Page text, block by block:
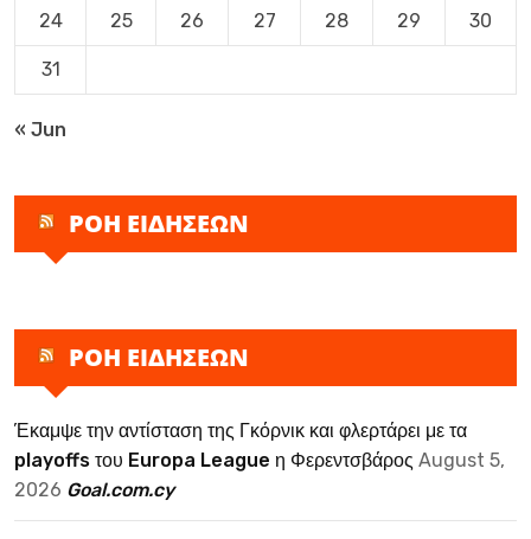
24 25 26 27 28 29 30
31
« Jun
ΡΟΗ ΕΙΔΗΣΕΩΝ
ΡΟΗ ΕΙΔΗΣΕΩΝ
Έκαμψε την αντίσταση της Γκόρνικ και φλερτάρει με τα
playoffs του Europa League η Φερεντσβάρος August 5,
2026 Goal.com.cy